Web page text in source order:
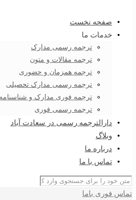
صفحه نخست
خدمات ما
ترجمه رسمی مدارک
ترجمه مقالات و متون
ترجمه همزمان و حضوری
ترجمه رسمی مدارک تحصیلی
ترجمه فوری مدارک و
ترجمه رسمی فوری
دارالترجمه رسمی در سعادت آباد
وبلاگ
درباره ما
تماس با ما
تماس فوری باما